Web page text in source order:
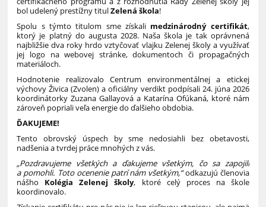
bol udelený prestížny titulZelená škola!
Spolu s týmto titulom sme získali medzinárodný certifikát,
ktorý je platný do augusta 2028. Naša škola je tak oprávnená
najbližšie dva roky hrdo vztyčovať vlajku Zelenej školy a využívať
jej logo na webovej stránke, dokumentoch či propagačných
materiáloch.
Hodnotenie realizovalo Centrum environmentálnej a etickej
výchovy Živica (Zvolen) a oficiálny verdikt podpísali 24. júna 2026
koordinátorky Zuzana Gallayová a Katarína Ofúkaná, ktoré nám
zároveň popriali veľa energie do ďalšieho obdobia.
ĎAKUJEME!
Tento obrovský úspech by sme nedosiahli bez obetavosti,
nadšenia a tvrdej práce mnohých z vás.
„Pozdravujeme všetkých a ďakujeme všetkým, čo sa zapojili
a pomohli. Toto ocenenie patrí nám všetkým,“odkazujú členovia
nášho Kolégia Zelenej školy, ktoré celý proces na škole
koordinovalo.